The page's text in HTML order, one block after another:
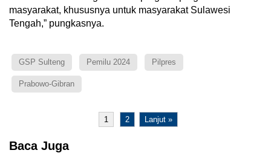
masyarakat, khususnya untuk masyarakat Sulawesi
Tengah,” pungkasnya.
GSP Sulteng Pemilu 2024 Pilpres
Prabowo-Gibran
1 2 Lanjut »
Baca Juga